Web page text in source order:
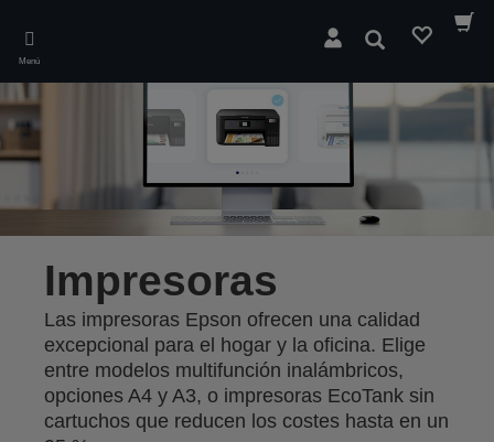
main
content
Menú
Buscar
Impresoras
Las impresoras Epson ofrecen una calidad
excepcional para el hogar y la oficina. Elige
entre modelos multifunción inalámbricos,
opciones A4 y A3, o impresoras EcoTank sin
cartuchos que reducen los costes hasta en un